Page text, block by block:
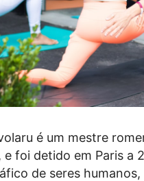
é um mestre
e foi detido em Paris a
de seres